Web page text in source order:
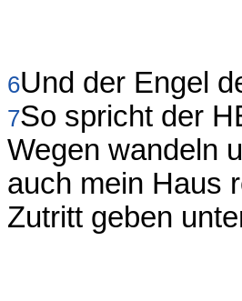
6Und der Engel
7So spricht der
Wegen wandeln
auch mein Haus
Zutritt geben